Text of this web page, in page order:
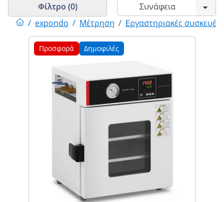
/ expondo / Μέτρηση / Εργαστηριακές συσκευές
Φίλτρο (0)
Προσφορά Δημοφιλές